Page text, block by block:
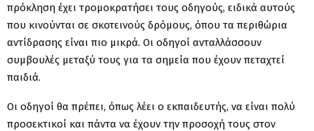
πρόκληση έχει τρομοκρατήσει τους οδηγούς, ειδικά αυτούς
που κινούνται σε σκοτεινούς δρόμους, όπου τα περιθώρια
αντίδρασης είναι πιο μικρά. Οι οδηγοί ανταλλάσσουν
συμβουλές μεταξύ τους για τα σημεία που έχουν πεταχτεί
παιδιά.
Οι οδηγοί θα πρέπει, όπως λέει ο εκπαιδευτής, να είναι πολύ
προσεκτικοί και πάντα να έχουν την προσοχή τους στον